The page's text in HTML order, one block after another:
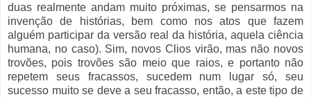
duas realmente andam muito próximas, se pensarmos na
invenção de histórias, bem como nos atos que fazem
alguém participar da versão real da história, aquela ciência
humana, no caso). Sim, novos Clios virão, mas não novos
trovões, pois trovões são meio que raios, e portanto não
repetem seus fracassos, sucedem num lugar só, seu
sucesso muito se deve a seu fracasso, então, a este tipo de